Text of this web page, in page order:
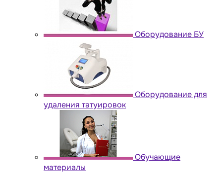
Оборудование БУ
Оборудование для
удаления татуировок
Обучающие
материалы